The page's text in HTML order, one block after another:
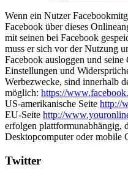
Wenn ein Nutzer
Facebook über dieses
mit seinen bei Facebook
muss er sich vor der Nutzung
Facebook ausloggen und
Einstellungen und
Werbezwecke, sind innerhalb
möglich: https://
US-amerikanische Seite http://
EU-Seite http://
erfolgen plattformunabhängig,
Desktopcomputer oder mobile
Twitter